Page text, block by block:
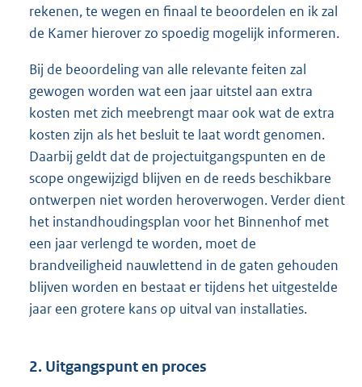
rekenen, te wegen en finaal te beoordelen en ik zal
de Kamer hierover zo spoedig mogelijk informeren.
Bij de beoordeling van alle relevante feiten zal
gewogen worden wat een jaar uitstel aan extra
kosten met zich meebrengt maar ook wat de extra
kosten zijn als het besluit te laat wordt genomen.
Daarbij geldt dat de projectuitgangspunten en de
scope ongewijzigd blijven en de reeds beschikbare
ontwerpen niet worden heroverwogen. Verder dient
het instandhoudingsplan voor het Binnenhof met
een jaar verlengd te worden, moet de
brandveiligheid nauwlettend in de gaten gehouden
blijven worden en bestaat er tijdens het uitgestelde
jaar een grotere kans op uitval van installaties.
2. Uitgangspunt en proces